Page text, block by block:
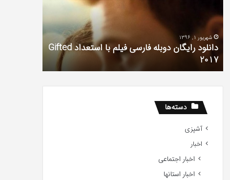
دروغ
من
آذر 30, 1398
همه چیز در مورد سریال دروغ شیرین من
وحشی
دسته‌ها
آشپزی
اخبار
اخبار اجتماعی
اخبار استانها